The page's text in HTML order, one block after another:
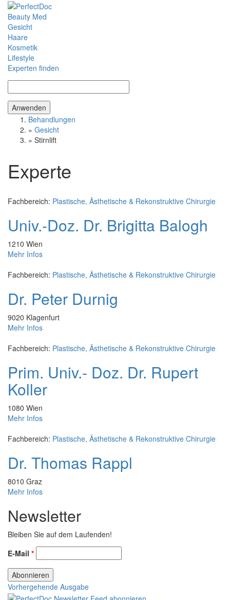
Direkt zum Inhalt
PerfectDoc
Main
Beauty Med
Gesicht
Haare
Kosmetik
Lifestyle
Experten finden
Sie sind hier
Behandlungen
» Gesicht
» Stirnlift
Experte
Fachbereich: Plastische, Ästhetische & Rekonstruktive Chirurgie
Univ.-Doz. Dr. Brigitta Balogh
1210 Wien
Mehr Infos
Fachbereich: Plastische, Ästhetische & Rekonstruktive Chirurgie
Dr. Peter Durnig
9020 Klagenfurt
Mehr Infos
Fachbereich: Plastische, Ästhetische & Rekonstruktive Chirurgie
Prim. Univ.- Doz. Dr. Rupert
Koller
1080 Wien
Mehr Infos
Fachbereich: Plastische, Ästhetische & Rekonstruktive Chirurgie
Dr. Thomas Rappl
8010 Graz
Mehr Infos
Newsletter
Bleiben Sie auf dem Laufenden!
E-Mail *
Vorhergehende Ausgabe